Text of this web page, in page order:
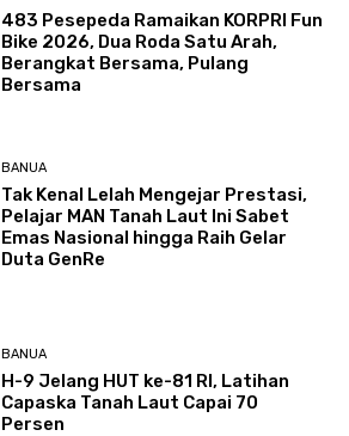
483 Pesepeda Ramaikan KORPRI Fun
Bike 2026, Dua Roda Satu Arah,
Berangkat Bersama, Pulang
Bersama
BANUA
Tak Kenal Lelah Mengejar Prestasi,
Pelajar MAN Tanah Laut Ini Sabet
Emas Nasional hingga Raih Gelar
Duta GenRe
BANUA
H-9 Jelang HUT ke-81 RI, Latihan
Capaska Tanah Laut Capai 70
Persen